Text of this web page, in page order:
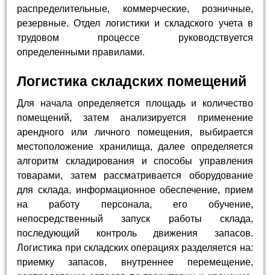
распределительные, коммерческие, розничные,
резервные. Отдел логистики и складского учета в
трудовом процессе руководствуется
определенными правилами.
Логистика складских помещений
Для начала определяется площадь и количество
помещений, затем анализируется применение
арендного или личного помещения, выбирается
местоположение хранилища, далее определяется
алгоритм складирования и способы управления
товарами, затем рассматривается оборудование
для склада, информационное обеспечение, прием
на работу персонала, его обучение,
непосредственный запуск работы склада,
последующий контроль движения запасов.
Логистика при складских операциях разделяется на:
приемку запасов, внутреннее перемещение,